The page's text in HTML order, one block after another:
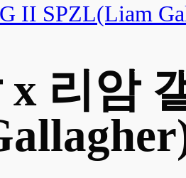
II SPZL(Liam
리암